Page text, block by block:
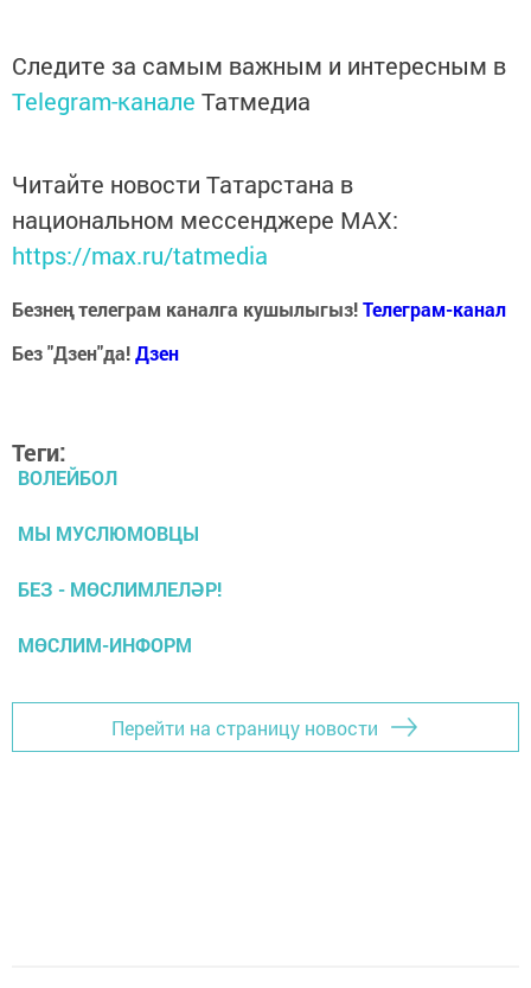
Следите за самым важным и интересным в
Telegram-канале Татмедиа
Читайте новости Татарстана в
национальном мессенджере MАХ:
https://max.ru/tatmedia
Безнең телеграм каналга кушылыгыз!Телеграм-канал
Без "Дзен"да!Дзен
Теги:
ВОЛЕЙБОЛ
МЫ МУСЛЮМОВЦЫ
БЕЗ - МӨСЛИМЛЕЛӘР!
МӨСЛИМ-ИНФОРМ
Перейти на страницу новости